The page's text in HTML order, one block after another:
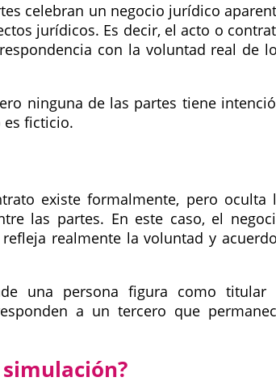
celebran un negocio jurídico
jurídicos. Es decir, el acto o
con la voluntad real de
ninguna de las partes tiene
es ficticio.
existe formalmente, pero oculta
las partes. En este caso, el
realmente la voluntad y
una persona figura como titular
a un tercero que